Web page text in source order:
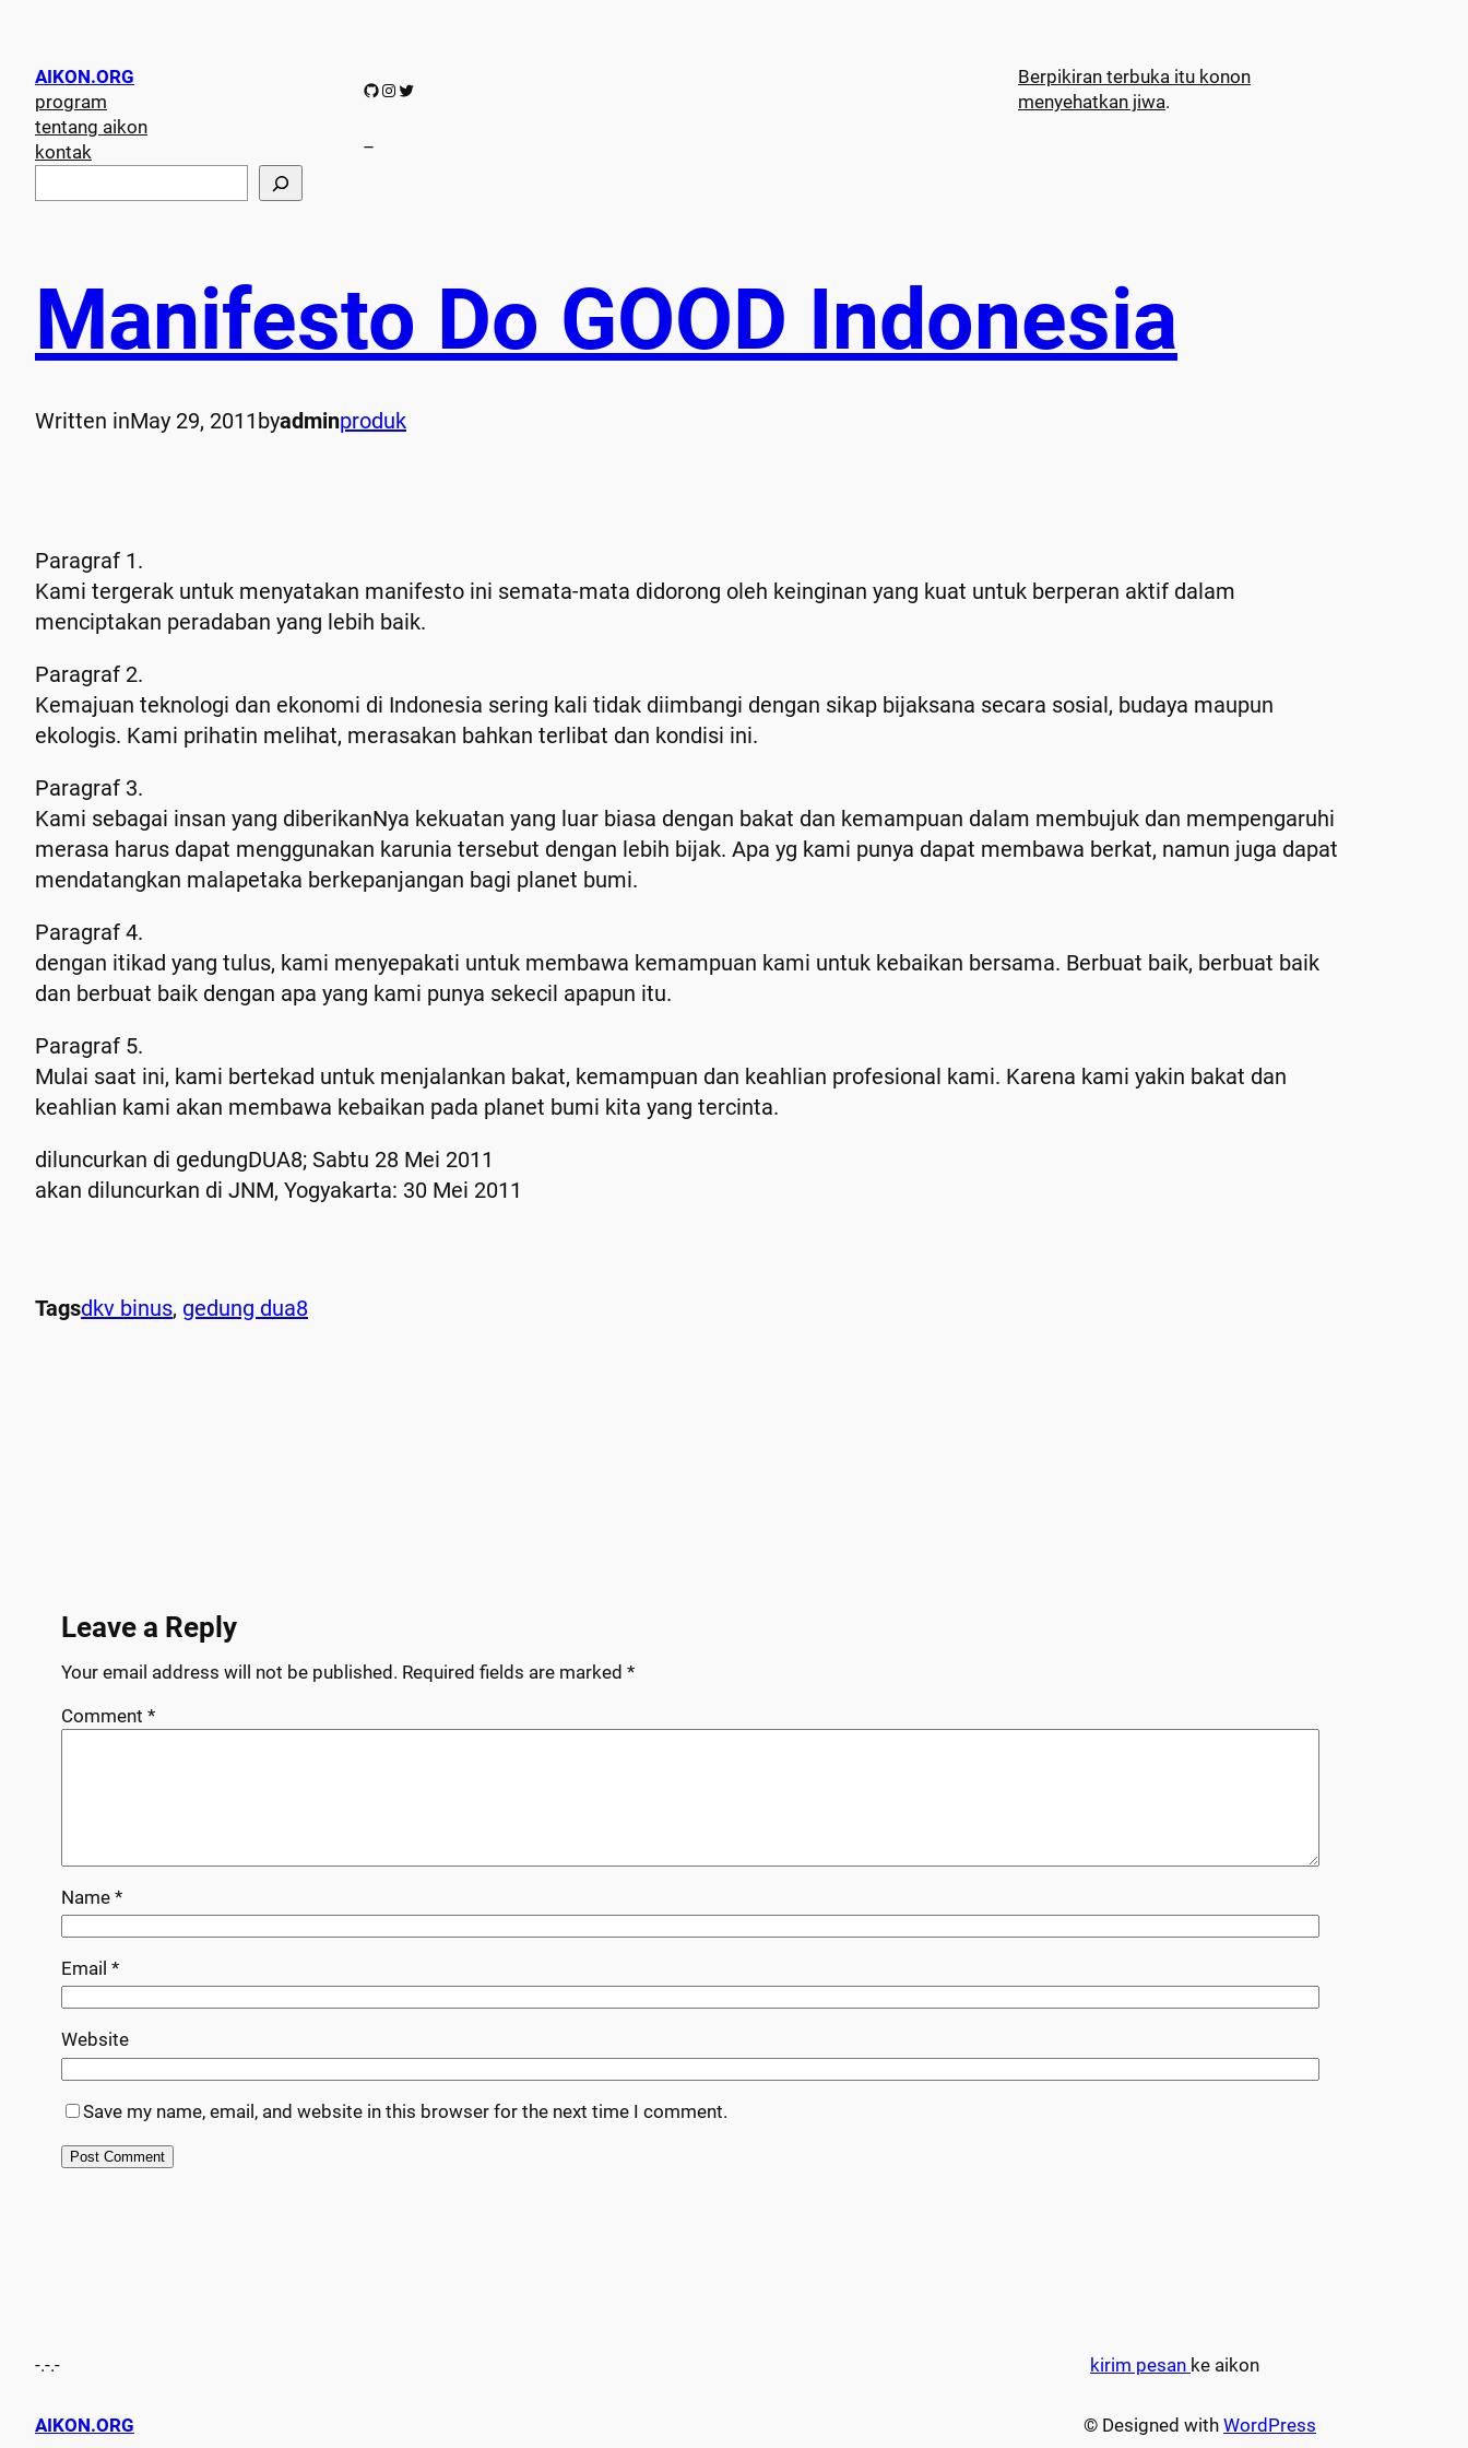
AIKON.ORG
program
tentang aikon
kontak
e
GitHub Instagram Twitter
–
Berpikiran terbuka itu konon
menyehatkan jiwa.
Manifesto Do GOOD Indonesia
Written inMay 29, 2011byadminproduk
Paragraf 1.
Kami tergerak untuk menyatakan manifesto ini semata-mata didorong oleh keinginan yang kuat untuk berperan aktif dalam
menciptakan peradaban yang lebih baik.
Paragraf 2.
Kemajuan teknologi dan ekonomi di Indonesia sering kali tidak diimbangi dengan sikap bijaksana secara sosial, budaya maupun
ekologis. Kami prihatin melihat, merasakan bahkan terlibat dan kondisi ini.
Paragraf 3.
Kami sebagai insan yang diberikanNya kekuatan yang luar biasa dengan bakat dan kemampuan dalam membujuk dan mempengaruhi
merasa harus dapat menggunakan karunia tersebut dengan lebih bijak. Apa yg kami punya dapat membawa berkat, namun juga dapat
mendatangkan malapetaka berkepanjangan bagi planet bumi.
Paragraf 4.
dengan itikad yang tulus, kami menyepakati untuk membawa kemampuan kami untuk kebaikan bersama. Berbuat baik, berbuat baik
dan berbuat baik dengan apa yang kami punya sekecil apapun itu.
Paragraf 5.
Mulai saat ini, kami bertekad untuk menjalankan bakat, kemampuan dan keahlian profesional kami. Karena kami yakin bakat dan
keahlian kami akan membawa kebaikan pada planet bumi kita yang tercinta.
diluncurkan di gedungDUA8; Sabtu 28 Mei 2011
akan diluncurkan di JNM, Yogyakarta: 30 Mei 2011
Tagsdkv binus, gedung dua8
Leave a Reply
Your email address will not be published. Required fields are marked *
Comment *
Name *
Email *
Website
Save my name, email, and website in this browser for the next time I comment.
-.-.- kirim pesan ke aikon
AIKON.ORG © Designed with WordPress